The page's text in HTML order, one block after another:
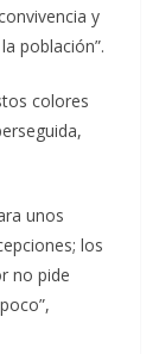
y
población”.
colores
unos
los
no pide